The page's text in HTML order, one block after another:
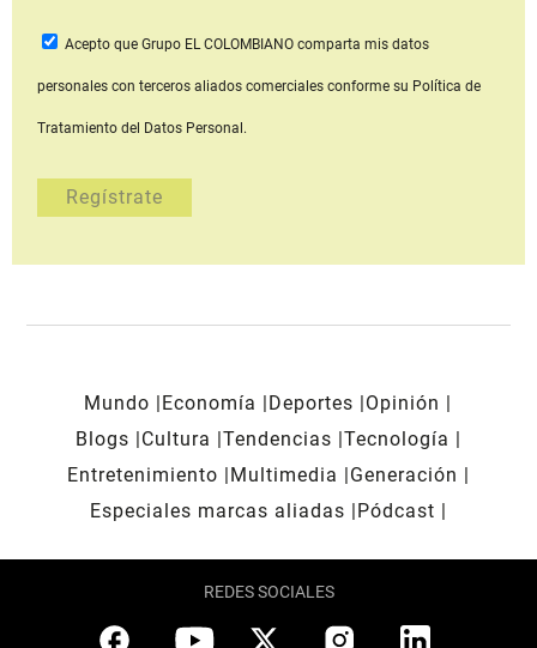
Acepto que Grupo EL COLOMBIANOcomparta mis datos
personales con terceros aliados comerciales conforme su Política de
Tratamiento del Datos Personal.
Mundo Economía Deportes
Opinión
Blogs
Cultura Tendencias Tecnología
Entretenimiento
Multimedia
Generación
Especiales marcas aliadas
Pódcast
REDES SOCIALES